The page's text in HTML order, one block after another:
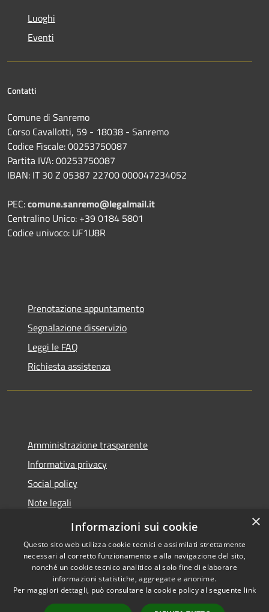
Luoghi
Eventi
Contatti
Comune di Sanremo
Corso Cavallotti, 59 - 18038 - Sanremo
Codice Fiscale: 00253750087
Partita IVA: 00253750087
IBAN: IT 30 Z 05387 22700 000047234052
PEC:comune.sanremo@legalmail.it
Centralino Unico: +39 0184 5801
Codice univoco: UF1U8R
Prenotazione appuntamento
Segnalazione disservizio
Leggi le FAQ
Richiesta assistenza
Amministrazione trasparente
Informativa privacy
Social policy
Note legali
Dichiarazione di accessibilità
Accessibilità
Copyright © 2026 • Comune di
Sanremo • Powered by
×
Informazioni sui cookie
Questo sito web utilizza cookie tecnici e assimilati strettamente
necessari al corretto funzionamento e alla navigazione del sito,
nonché un cookie tecnico analitico al solo fine di elaborare
informazioni statistiche, aggregate e anonime.
Per maggiori dettagli, può consultare la cookie policy al seguente link